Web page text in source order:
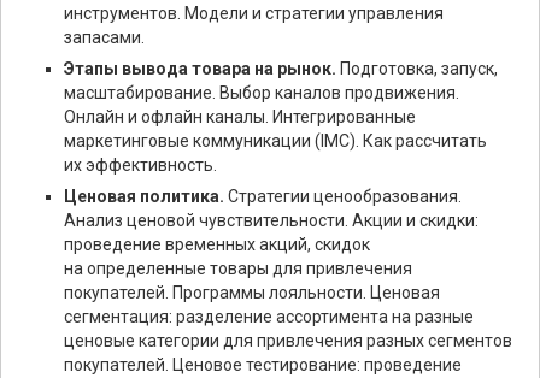
инструментов. Модели и стратегии управления
запасами.
Этапы вывода товара на рынок. Подготовка, запуск,
масштабирование. Выбор каналов продвижения.
Онлайн и офлайн каналы. Интегрированные
маркетинговые коммуникации (IMC). Как рассчитать
их эффективность.
Ценовая политика. Стратегии ценообразования.
Анализ ценовой чувствительности. Акции и скидки:
проведение временных акций, скидок
на определенные товары для привлечения
покупателей. Программы лояльности. Ценовая
сегментация: разделение ассортимента на разные
ценовые категории для привлечения разных сегментов
покупателей. Ценовое тестирование: проведение